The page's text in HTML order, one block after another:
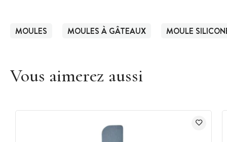
MOULES MOULES À GÂTEAUX MOULE
Vous aimerez aussi